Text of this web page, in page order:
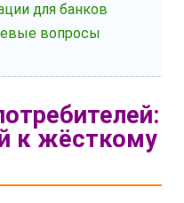
для банков
вопросы
к жёсткому